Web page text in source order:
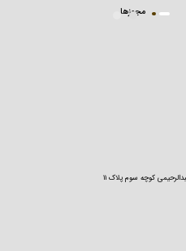
مجوزها